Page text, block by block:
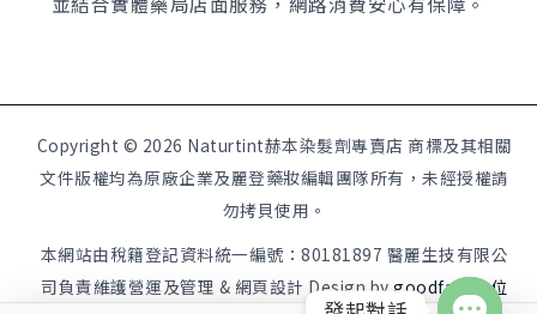
Copyright © 2026 Naturtint赫本染髮劑專賣店 商標及其相關
文件版權均為原廠企業及麗登藥妝編輯團隊所有，未經授權請
勿拷貝使用。
本網站由稅籍登記資料統一編號：80181897 醫麗生技有限公
司負責維護營運及管理 & 網頁設計 Design by goodface數位